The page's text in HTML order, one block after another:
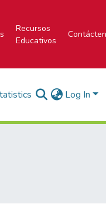
Recursos
Educativos
Log In